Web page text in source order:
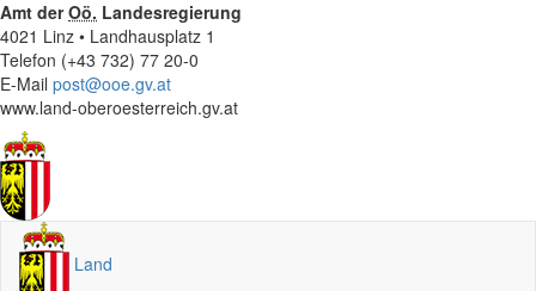
Amt derOö. Landesregierung
4021 Linz • Landhausplatz 1
Telefon (+43 732) 77 20-0
E-Mail post@ooe.gv.at
www.land-oberoesterreich.gv.at
Land